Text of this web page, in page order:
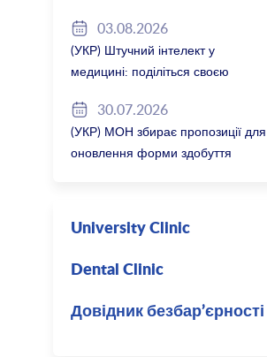
Баварія 2027/28
03.08.2026
(УКР) Штучний інтелект у
медицині: поділіться своєю
30.07.2026
(УКР) МОН збирає пропозиції для
оновлення форми здобуття
University Clinic
Dental Clinic
Довідник безбар’єрності